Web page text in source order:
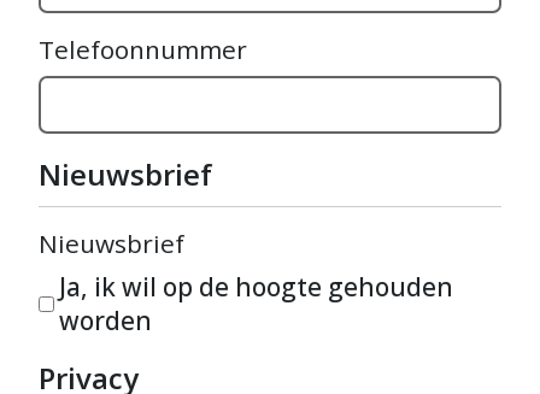
Telefoonnummer
Nieuwsbrief
Nieuwsbrief
Ja, ik wil op de hoogte gehouden
worden
Privacy